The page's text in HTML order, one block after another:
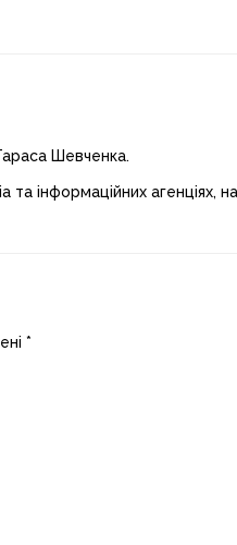
Шевченка.
та інформаційних агенціях,
*